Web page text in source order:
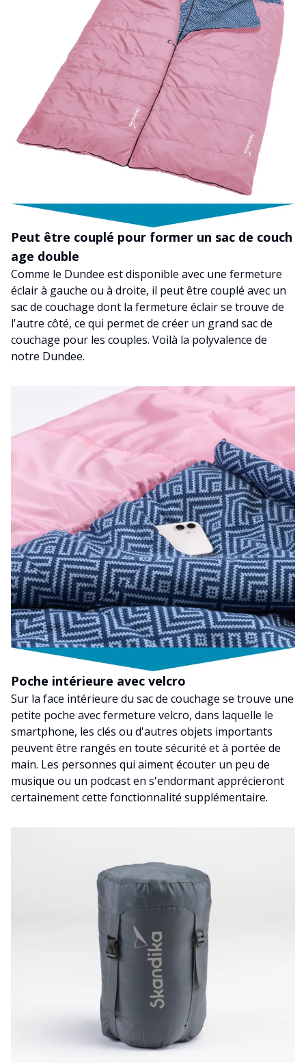
Peut être couplé pour former un sac de couch
age double
Comme le Dundee est disponible avec une fermeture
éclair à gauche ou à droite, il peut être couplé avec un
sac de couchage dont la fermeture éclair se trouve de
l'autre côté, ce qui permet de créer un grand sac de
couchage pour les couples. Voilà la polyvalence de
notre Dundee.
Poche intérieure avec velcro
Sur la face intérieure du sac de couchage se trouve une
petite poche avec fermeture velcro, dans laquelle le
smartphone, les clés ou d'autres objets importants
peuvent être rangés en toute sécurité et à portée de
main. Les personnes qui aiment écouter un peu de
musique ou un podcast en s'endormant apprécieront
certainement cette fonctionnalité supplémentaire.